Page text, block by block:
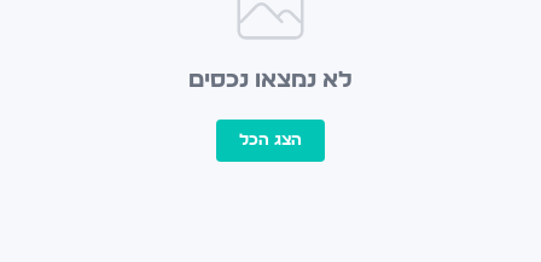
לא נמצאו נכסים
הצג הכל